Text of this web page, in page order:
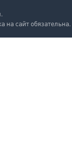
на сайт обязательна.